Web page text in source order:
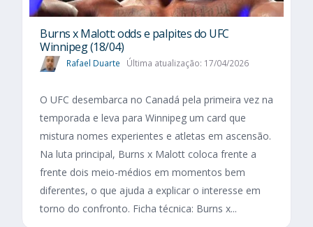
Burns x Malott: odds e palpites do UFC
Winnipeg (18/04)
Rafael Duarte Última atualização: 17/04/2026
O UFC desembarca no Canadá pela primeira vez na
temporada e leva para Winnipeg um card que
mistura nomes experientes e atletas em ascensão.
Na luta principal, Burns x Malott coloca frente a
frente dois meio-médios em momentos bem
diferentes, o que ajuda a explicar o interesse em
torno do confronto. Ficha técnica: Burns x...